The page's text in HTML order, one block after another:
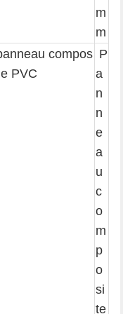
m
m
compos
PVC
P
a
n
n
e
a
u
c
o
m
p
o
si
te